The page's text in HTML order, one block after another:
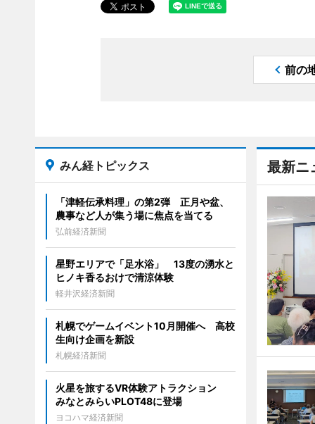
前の
最新ニ
みん経トピックス
「津軽伝承料理」の第2弾 正月や盆、
農事など人が集う場に焦点を当てる
弘前経済新聞
星野エリアで「足水浴」 13度の湧水と
ヒノキ香るおけで清涼体験
軽井沢経済新聞
札幌でゲームイベント10月開催へ 高校
生向け企画を新設
札幌経済新聞
火星を旅するVR体験アトラクション
みなとみらいPLOT48に登場
ヨコハマ経済新聞